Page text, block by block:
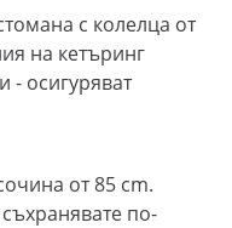
с колелца от
на кетъринг
- осигуряват
от 85 cm.
по-